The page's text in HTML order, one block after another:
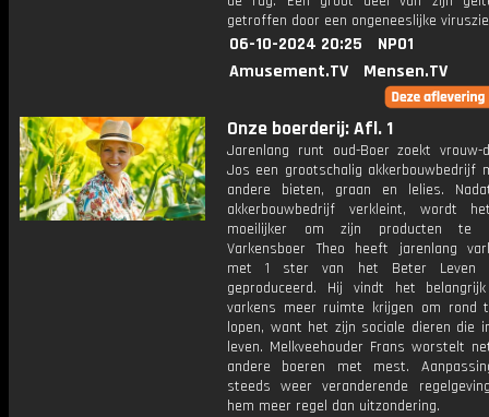
getroffen door een ongeneeslijke
06-10-2024 20:25
NPO1
Amusement.TV
Mensen.TV
Onze boerderij: Afl. 1
Jarenlang runt oud-Boer zoekt vrouw-
Jos een grootschalig akkerbouwbedrijf
andere bieten, graan en lelies.
akkerbouwbedrijf verkleint, wordt
moeilijker om zijn producten te
Varkensboer Theo heeft jarenlang
met 1 ster van het Beter Leven
geproduceerd. Hij vindt het
varkens meer ruimte krijgen om rond
lopen, want het zijn sociale dieren die
leven. Melkveehouder Frans worstelt
andere boeren met mest.
steeds weer veranderende
hem meer regel dan uitzondering.